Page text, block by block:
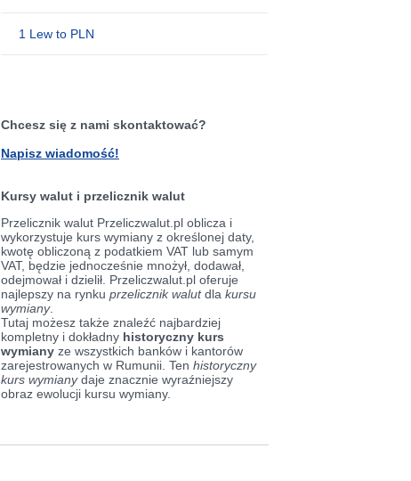
1 Lew to PLN
Chcesz się z nami skontaktować?
Napisz wiadomość!
Kursy walut i przelicznik walut
Przelicznik walut Przeliczwalut.pl oblicza i
wykorzystuje kurs wymiany z określonej daty,
kwotę obliczoną z podatkiem VAT lub samym
VAT, będzie jednocześnie mnożył, dodawał,
odejmował i dzielił. Przeliczwalut.pl oferuje
najlepszy na rynku przelicznik walutdla kursu
wymiany.
Tutaj możesz także znaleźć najbardziej
kompletny i dokładny historyczny kurs
wymiany ze wszystkich banków i kantorów
zarejestrowanych w Rumunii. Ten historyczny
kurs wymianydaje znacznie wyraźniejszy
obraz ewolucji kursu wymiany.